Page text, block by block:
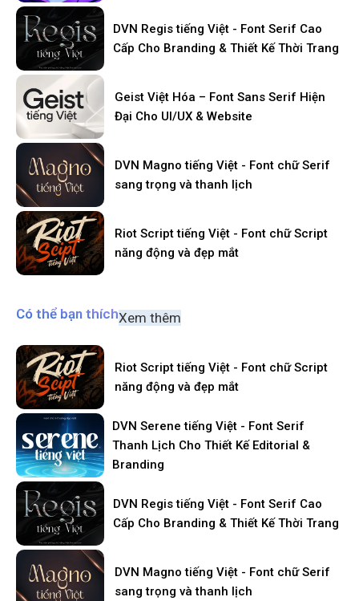
DVN Regis tiếng Việt - Font Serif Cao
Cấp Cho Branding & Thiết Kế Thời Trang
Geist Việt Hóa – Font Sans Serif Hiện
Đại Cho UI/UX & Website
DVN Magno tiếng Việt - Font chữ Serif
sang trọng và thanh lịch
Riot Script tiếng Việt - Font chữ Script
năng động và đẹp mắt
Có thể bạn thíchXem thêm
Riot Script tiếng Việt - Font chữ Script
năng động và đẹp mắt
DVN Serene tiếng Việt - Font Serif
Thanh Lịch Cho Thiết Kế Editorial &
Branding
DVN Regis tiếng Việt - Font Serif Cao
Cấp Cho Branding & Thiết Kế Thời Trang
DVN Magno tiếng Việt - Font chữ Serif
sang trọng và thanh lịch